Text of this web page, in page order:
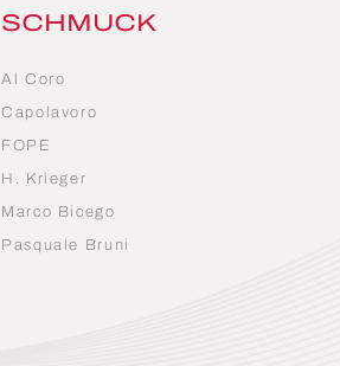
SCHMUCK
Al Coro
Capolavoro
FOPE
H. Krieger
Marco Bicego
Pasquale Bruni